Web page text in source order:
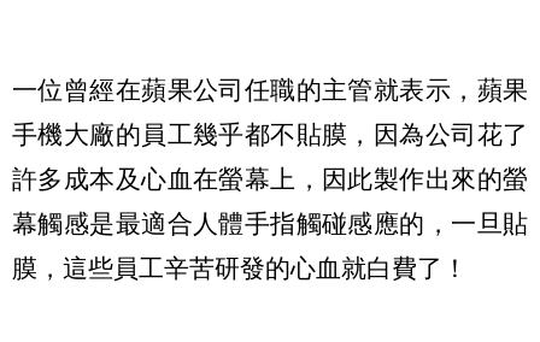
一位曾經在蘋果公司任職的主管就表示，蘋果
手機大廠的員工幾乎都不貼膜，因為公司花了
許多成本及心血在螢幕上，因此製作出來的螢
幕觸感是最適合人體手指觸碰感應的，一旦貼
膜，這些員工辛苦研發的心血就白費了！